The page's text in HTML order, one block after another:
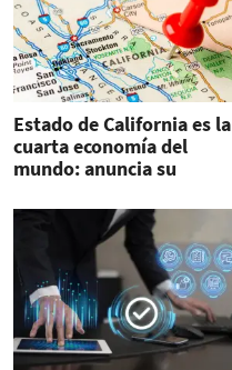
Estado de California es la
cuarta economía del
mundo: anuncia su
protegerla